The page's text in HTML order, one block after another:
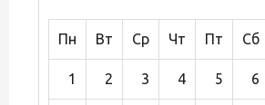
Пн Вт Ср Чт Пт Сб
1 2 3 4 5 6